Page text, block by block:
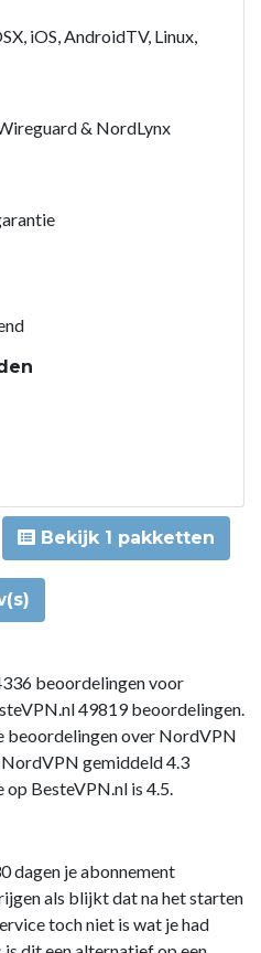
iOS, AndroidTV, Linux,
& NordLynx
Bekijk 1 pakketten
beoordelingen voor
49819 beoordelingen.
beoordelingen over NordVPN
gemiddeld 4.3
BesteVPN.nl is 4.5.
dagen je abonnement
als blijkt dat na het starten
toch niet is wat je had